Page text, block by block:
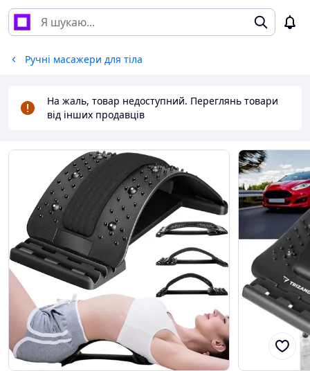
Ручні масажери для тіла
На жаль, товар недоступний. Переглянь товари
від інших продавців